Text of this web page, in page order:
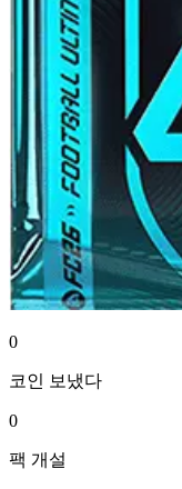
0
코인 보냈다
0
팩 개설